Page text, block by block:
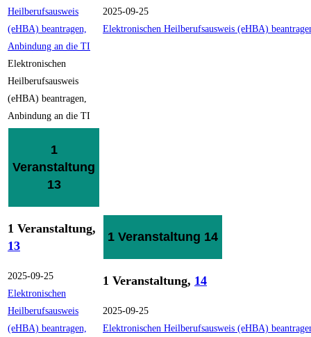
Heilberufsausweis
(eHBA) beantragen,
Anbindung an die TI
Elektronischen
Heilberufsausweis
(eHBA) beantragen,
Anbindung an die TI
2025-09-25
Elektronischen Heilberufsausweis (eHBA)
1
Veranstaltung
13
1 Veranstaltung,
13
2025-09-25
Elektronischen
Heilberufsausweis
(eHBA) beantragen,
1 Veranstaltung 14
1 Veranstaltung, 14
2025-09-25
Elektronischen Heilberufsausweis (eHBA)